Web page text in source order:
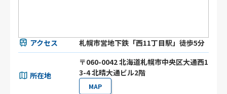
アクセス 札幌市営地下鉄「西11丁目駅」徒歩5分
所在地
〒060-0042 北海道札幌市中央区大通西1
3-4 北晴大通ビル2階
MAP